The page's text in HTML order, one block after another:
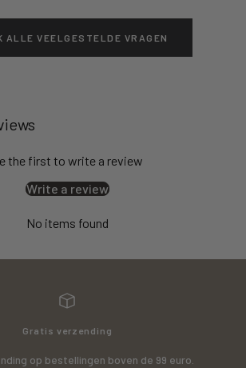
ALLE VEELGESTELDE VRAGEN
the first to write a review
Write a review
No items found
Gratis verzending
op bestellingen boven de 99 euro.